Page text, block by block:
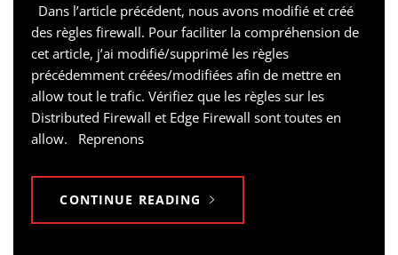
Dans l’article précédent, nous avons modifié et créé
des règles firewall. Pour faciliter la compréhension de
cet article, j’ai modifié/supprimé les règles
précédemment créées/modifiées afin de mettre en
allow tout le trafic. Vérifiez que les règles sur les
Distributed Firewall et Edge Firewall sont toutes en
allow. Reprenons
CONTINUE READING